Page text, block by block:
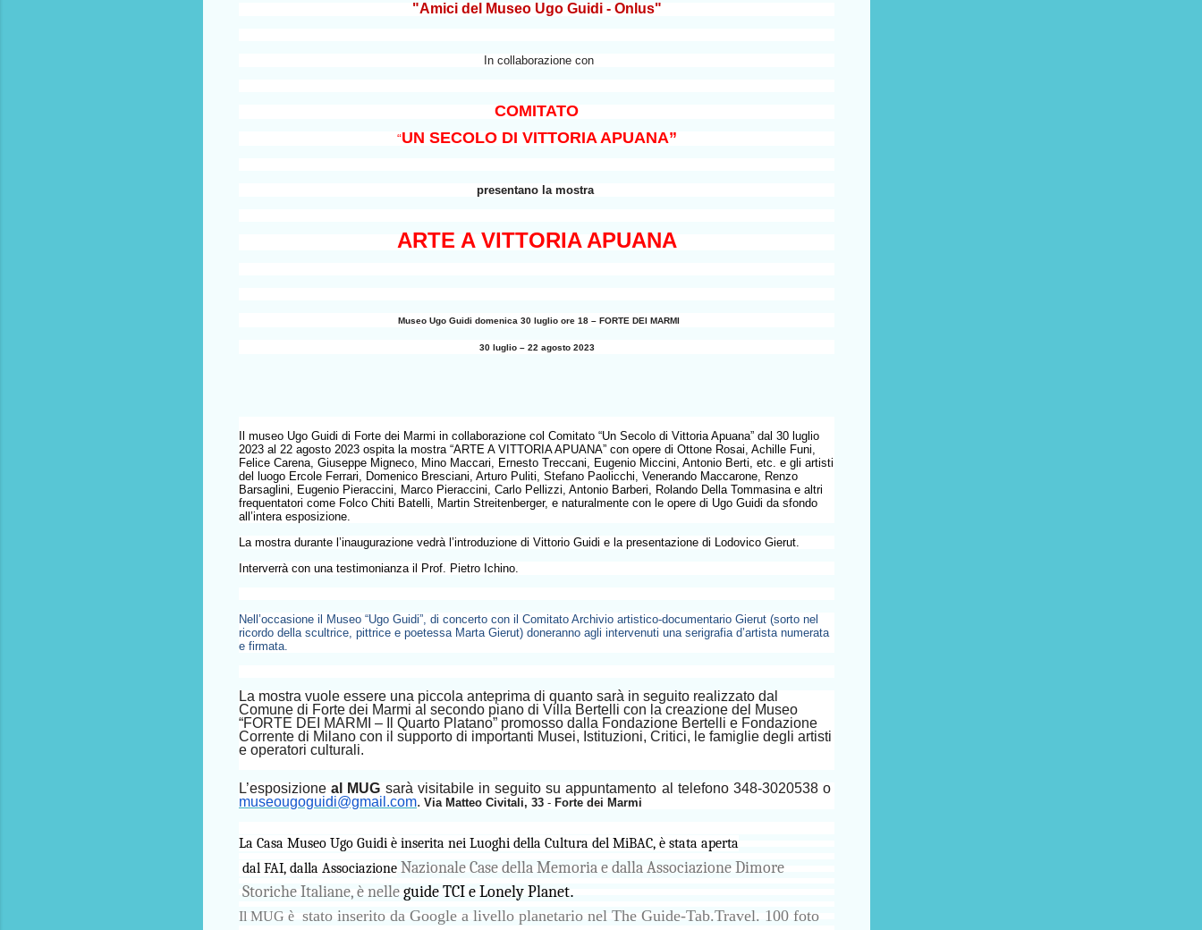
"Amici del Museo Ugo Guidi - Onlus"
In collaborazione con
COMITATO
“UN SECOLO DI VITTORIA APUANA”
presentano la mostra
ARTE A VITTORIA APUANA
Museo Ugo Guidi domenica 30 luglio ore 18 – FORTE DEI MARMI
30 luglio – 22 agosto 2023
Il museo Ugo Guidi di Forte dei Marmi in collaborazione col Comitato “Un Secolo di Vittoria Apuana” dal 30 luglio
2023 al 22 agosto 2023 ospita la mostra “ARTE A VITTORIA APUANA” con opere di Ottone Rosai, Achille Funi,
Felice Carena, Giuseppe Migneco, Mino Maccari, Ernesto Treccani, Eugenio Miccini, Antonio Berti, etc. e gli artisti
del luogo Ercole Ferrari, Domenico Bresciani, Arturo Puliti, Stefano Paolicchi, Venerando Maccarone, Renzo
Barsaglini, Eugenio Pieraccini, Marco Pieraccini, Carlo Pellizzi, Antonio Barberi, Rolando Della Tommasina e altri
frequentatori come Folco Chiti Batelli, Martin Streitenberger, e naturalmente con le opere di Ugo Guidi da sfondo
all’intera esposizione.
La mostra durante l’inaugurazione vedrà l’introduzione di Vittorio Guidi e la presentazione di Lodovico Gierut.
Interverrà con una testimonianza il Prof. Pietro Ichino.
Nell’occasione il Museo “Ugo Guidi”, di concerto con il Comitato Archivio artistico-documentario Gierut (sorto nel
ricordo della scultrice, pittrice e poetessa Marta Gierut) doneranno agli intervenuti una serigrafia d’artista numerata
e firmata.
La mostra vuole essere una piccola anteprima di quanto sarà in seguito realizzato dal
Comune di Forte dei Marmi al secondo piano di Villa Bertelli con la creazione del Museo
“FORTE DEI MARMI – Il Quarto Platano” promosso dalla Fondazione Bertelli e Fondazione
Corrente di Milano con il supporto di importanti Musei, Istituzioni, Critici, le famiglie degli artisti
e operatori culturali.
L’esposizioneal MUG sarà visitabile in seguito su appuntamento al telefono 348-3020538 o
museougoguidi@gmail.com. Via Matteo Civitali, 33 - Forte dei Marmi
La Casa Museo Ugo Guidi è inserita nei Luoghi della Cultura del MiBAC, è stata aperta
dal FAI, dalla Associazione Nazionale Case della Memoria e dalla Associazione Dimore
Storiche Italiane, è nelleguide TCI e Lonely Planet.
Il MUG è stato inserito da Google a livello planetario nel The Guide-Tab.Travel. 100 foto